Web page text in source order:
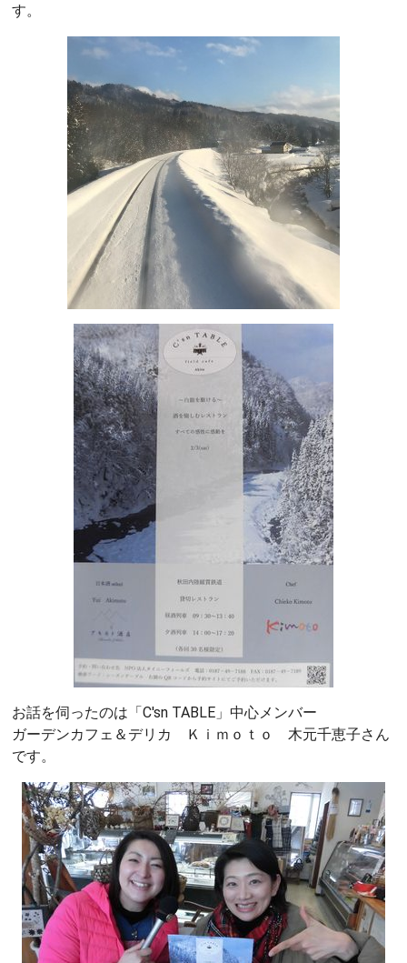
す。
お話を伺ったのは「C'sn TABLE」中心メンバー
ガーデンカフェ＆デリカ Ｋｉｍｏｔｏ 木元千恵子さん
です。